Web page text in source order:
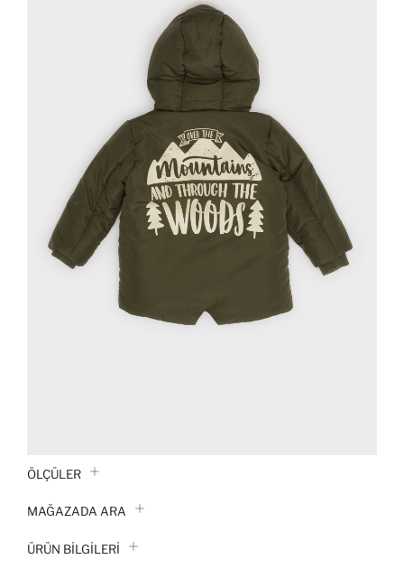
ÖLÇÜLER
MAĞAZADA ARA
ÜRÜN BILGILERI